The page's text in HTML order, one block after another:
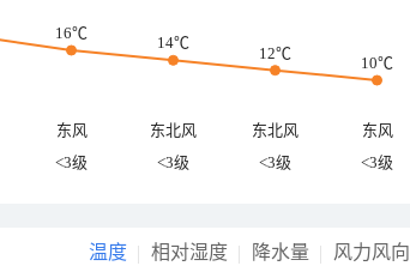
16℃
14℃
12℃
10℃
东风 东北风 东北风
东风
<3级 <3级 <3级 <3级
温度 相对湿度 降水量 风力风向